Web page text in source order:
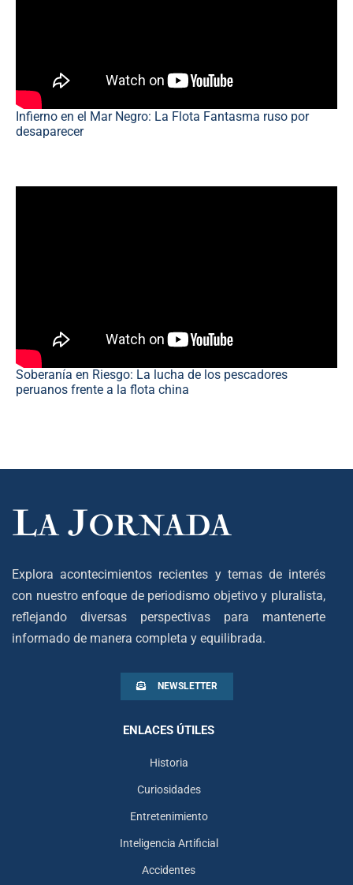
Infierno en el Mar Negro: La Flota Fantasma ruso por
desaparecer
Soberanía en Riesgo: La lucha de los pescadores
peruanos frente a la flota china
Explora acontecimientos recientes y temas de interés
con nuestro enfoque de periodismo objetivo y pluralista,
reflejando diversas perspectivas para mantenerte
informado de manera completa y equilibrada.
NEWSLETTER
ENLACES ÚTILES
Historia
Curiosidades
Entretenimiento
Inteligencia Artificial
Accidentes